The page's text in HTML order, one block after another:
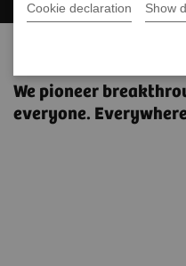
Cookie declaration Show
We pioneer
everyone.